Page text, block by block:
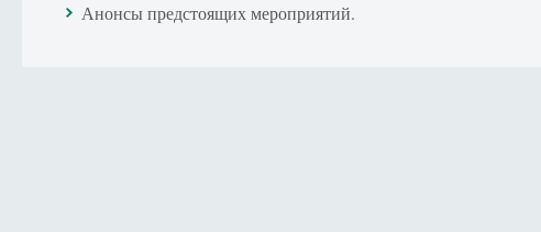
Анонсы предстоящих мероприятий.